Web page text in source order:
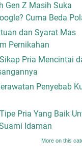
Gen Z Masih Suka
Cuma Beda
dan Syarat Mas
Pernikahan
Pria Mencintai
Penyebab
Pria Yang Baik
Idaman
More on this